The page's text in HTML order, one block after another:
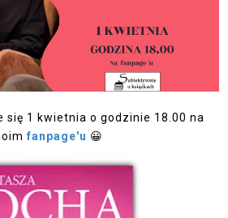
się 1 kwietnia o godzinie 18.00 na
fanpage'u 😀